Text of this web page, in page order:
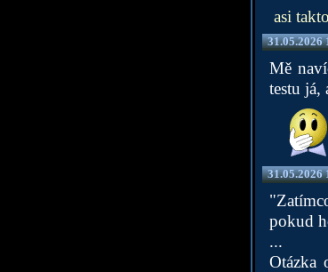
asi takto
31.05.2026
Mě
testu já,
31.05.2026
pokud
...
Otázka